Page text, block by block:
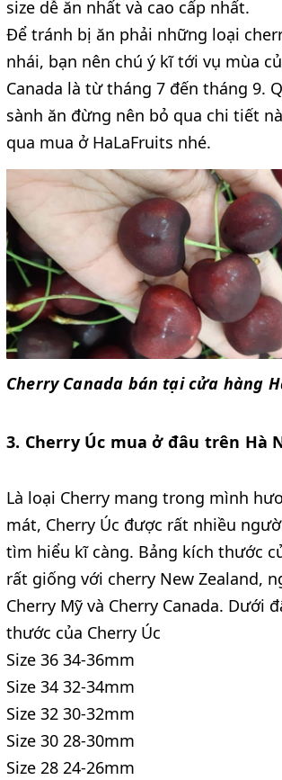
size dễ ăn nhất và cao cấp nhất.
Để tránh bị ăn phải những loại
nhái, bạn nên chú ý kĩ tới vụ mùa
Canada là từ tháng 7 đến tháng 9.
sành ăn đừng nên bỏ qua chi tiết
qua mua ở HaLaFruits nhé.
Cherry Canada bán tại cửa hàng
3. Cherry Úc mua ở đâu trên Hà
Là loại Cherry mang trong mình
mát, Cherry Úc được rất nhiều
tìm hiểu kĩ càng. Bảng kích thước
rất giống với cherry New Zealand,
Cherry Mỹ và Cherry Canada. Dưới
thước của Cherry Úc
Size 36 34-36mm
Size 34 32-34mm
Size 32 30-32mm
Size 30 28-30mm
Size 28 24-26mm